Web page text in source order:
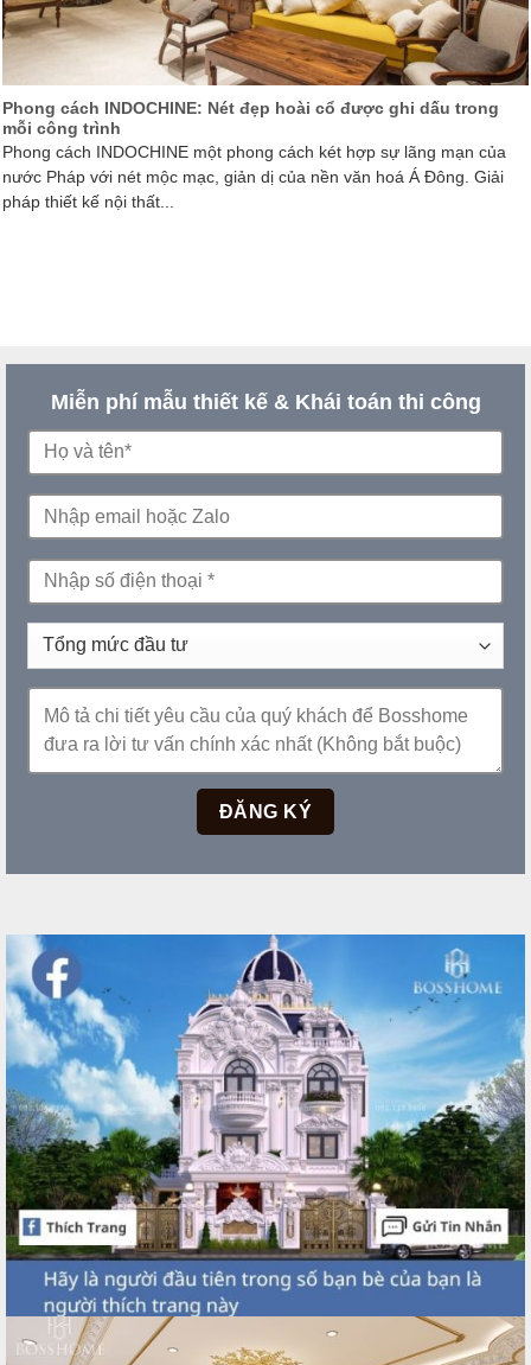
Phong cách INDOCHINE: Nét đẹp hoài cổ được ghi dấu trong
mỗi công trình
Phong cách INDOCHINE một phong cách két hợp sự lãng mạn của
nước Pháp với nét mộc mạc, giản dị của nền văn hoá Á Đông. Giải
pháp thiết kế nội thất...
Miễn phí mẫu thiết kế & Khái toán thi công